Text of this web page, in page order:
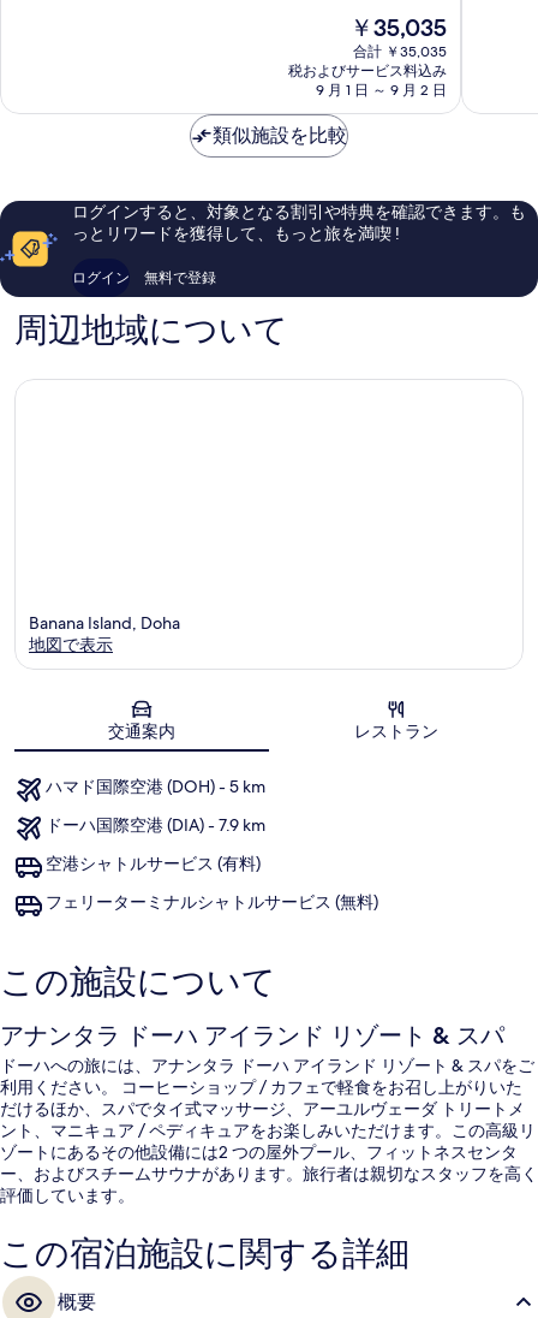
地
素
い、
コ
ミ
件
の
コ
現
在
の
料
金
￥35,035
合計 ￥35,035
税およびサービス料込み
9 月 1 日 ～ 9 月 2 日
ツ・
ト
ン
も
し
い、
の
類似施設を比較
ログインすると、対象となる割引や特典を確認できます。も
っとリワードを獲得して、もっと旅を満喫 !
ログイン 無料で登録
周辺地域について
Banana Island, Doha
地図で表示
交通案内 レストラン
ハマド国際空港 (DOH) - 5 km
ドーハ国際空港 (DIA) - 7.9 km
空港シャトルサービス (有料)
フェリーターミナルシャトルサービス (無料)
この施設について
アナンタラ ドーハ アイランド リゾート & スパ
ドーハへの旅には、アナンタラ ドーハ アイランド リゾート & スパをご
利用ください。 コーヒーショップ / カフェで軽食をお召し上がりいた
だけるほか、スパでタイ式マッサージ、アーユルヴェーダ トリートメ
ント、マニキュア / ペディキュアをお楽しみいただけます。この高級リ
ゾートにあるその他設備には2 つの屋外プール、フィットネスセンタ
ー、およびスチームサウナがあります。旅行者は親切なスタッフを高く
評価しています。
この宿泊施設に関する詳細
概要